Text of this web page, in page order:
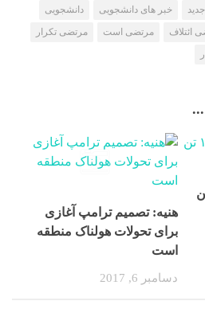
خبر های دانشجویی
دانشجویی
ائتلاف مرتضی است
مرتضی تکرار
از ۱۰ تن
هنیه: تصمیم ترامپ آغازی
برای تحولات هولناک منطقه
است
دسامبر 6, 2017